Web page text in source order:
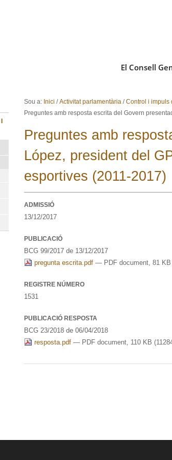
El Consell
Sou a: Inici /Activitat parlamentària /Control i impuls
Preguntes amb resposta escrita del Govern
Preguntes amb
López, president del
esportives (2011-2017)
ADMISSIÓ
13/12/2017
PUBLICACIÓ
BCG 99/2017 de 13/12/2017
pregunta escrita.pdf — PDF document, 81 KB
REGISTRE NÚMERO
1531
PUBLICACIÓ RESPOSTA
BCG 23/2018 de 06/04/2018
resposta.pdf — PDF document, 110 KB